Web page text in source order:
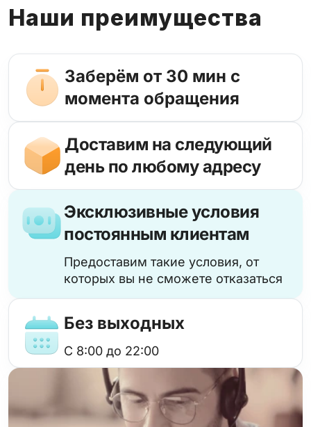
Наши преимущества
Заберём от 30 мин с
момента обращения
Доставим на следующий
день по любому адресу
Эксклюзивные условия
постоянным клиентам
Предоставим такие условия, от
которых вы не сможете отказаться
Без выходных
с 8:00 до 22:00